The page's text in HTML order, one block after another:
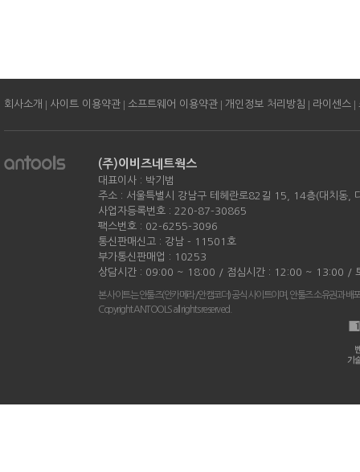
회사소개 | 사이트 이용약관 | 소프트웨어 이용약관 | 개인정보 처리방침 | 라이센스 |
(주)이비즈네트웍스
대표이사 : 박기범
주소 : 서울특별시 강남구 테헤란로82길 15, 14층(대치동,
사업자등록번호 : 220-87-30865
팩스번호 : 02-6255-3096
통신판매신고 : 강남 - 11501호
부가통신판매업 : 10253
상담시간 : 09:00 ~ 18:00 / 점심시간 : 12:00 ~ 13:00 /
본 사이트는 안툴즈(안카메라/안캠코더) 공식 사이트이며, 안툴즈 소유권과 배
Copyright ANTOOLS all rights reserved.